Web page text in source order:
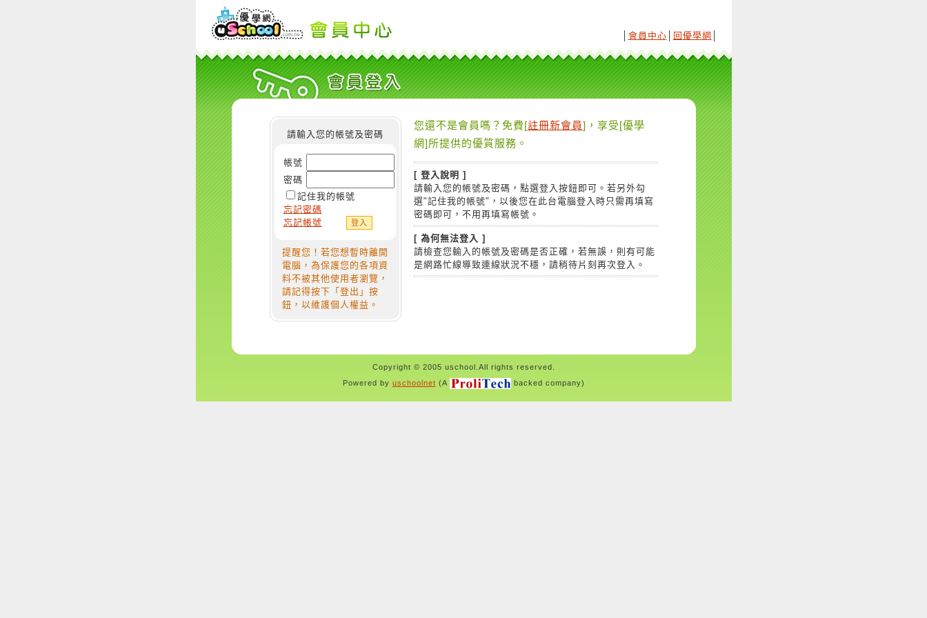
會員中心 回優學網
請輸入您的帳號及密碼
帳號
密碼
記住我的帳號
忘記密碼
忘記帳號
提醒您！若您想暫時離開
電腦，為保護您的各項資
料不被其他使用者瀏覽，
請記得按下「登出」按
鈕，以維護個人權益。
您還不是會員嗎？免費[註冊新會員]，享受[優學
網]所提供的優質服務。
[ 登入說明 ]
請輸入您的帳號及密碼，點選登入按鈕即可。若另外勾
選"記住我的帳號"，以後您在此台電腦登入時只需再填寫
密碼即可，不用再填寫帳號。
[ 為何無法登入 ]
請檢查您輸入的帳號及密碼是否正確，若無誤，則有可能
是網路忙線導致連線狀況不穩，請稍待片刻再次登入。
Copyright © 2005 uschool.All rights reserved.
Powered by uschoolnet (A backed company)